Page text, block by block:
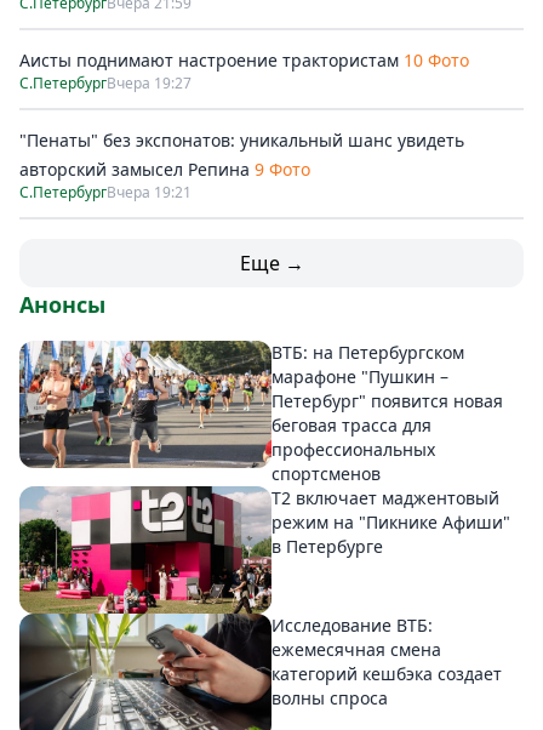
Аисты поднимают настроение трактористам 10 Фото
С.ПетербургВчера 19:27
"Пенаты" без экспонатов: уникальный шанс увидеть
авторский замысел Репина 9 Фото
С.ПетербургВчера 19:21
Еще →
Анонсы
ВТБ: на Петербургском
марафоне "Пушкин –
Петербург" появится новая
беговая трасса для
профессиональных
спортсменов
Т2 включает маджентовый
режим на "Пикнике Афиши"
в Петербурге
Исследование ВТБ:
ежемесячная смена
категорий кешбэка создает
волны спроса